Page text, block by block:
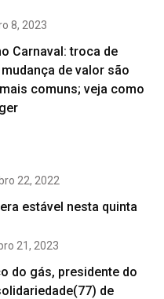
8, 2023
Carnaval: troca de
de valor são
comuns; veja como
22, 2022
estável nesta quinta
21, 2023
do gás, presidente do
de